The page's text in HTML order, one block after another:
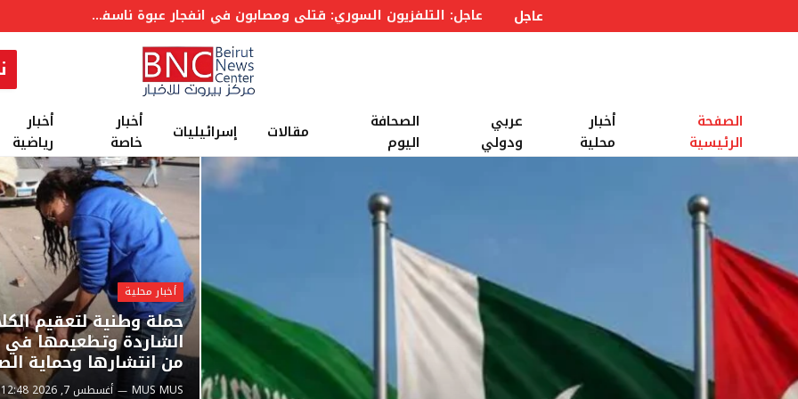
عاجل
الصفحة
الرئيسية
أخبار
محلية
عربي
ودولي
الصحافة
اليوم
مقالات إسرائيليات
أخبار
خاصة
أخبار
رياضية
أخبار محلية
حملة وطنية لتعقيم
الشاردة وتطعيمها في
من انتشارها وحماية
MUS MUS أغسطس 7, 2026 12:48 م